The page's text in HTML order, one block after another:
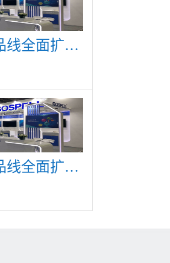
高斯贝尔产品线全面扩展，众多新产品亮相CommunicAsia 2019
高斯贝尔产品线全面扩展，众多新产品亮相CommunicAsia 2019